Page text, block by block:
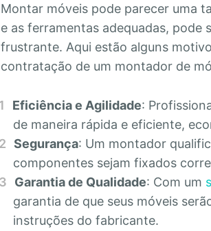
Montar móveis pode parecer uma
e as ferramentas adequadas, pode
frustrante. Aqui estão alguns
contratação de um montador de
Eficiência e Agilidade:
de maneira rápida e eficiente,
Segurança: Um montador
componentes sejam fixados
Garantia de Qualidade: Com um
garantia de que seus móveis
instruções do fabricante.